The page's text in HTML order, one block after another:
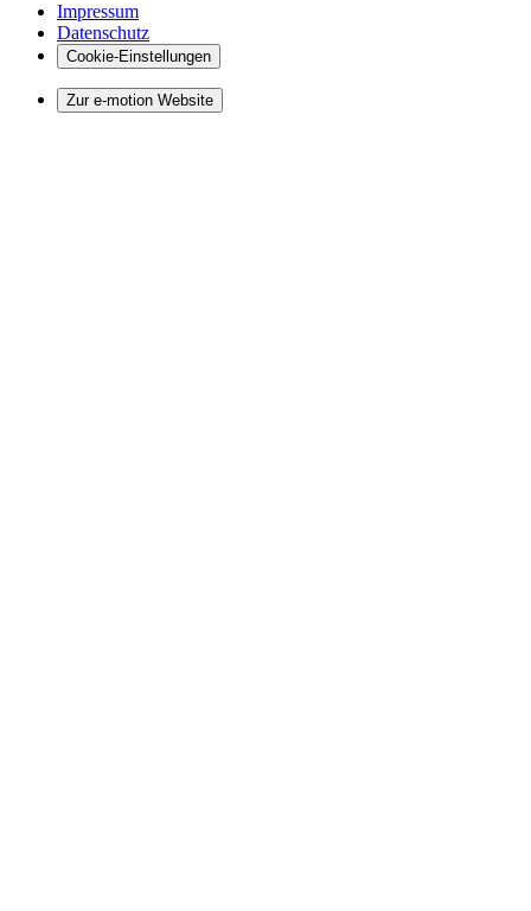
Impressum
Datenschutz
Cookie-Einstellungen
Zur e-motion Website